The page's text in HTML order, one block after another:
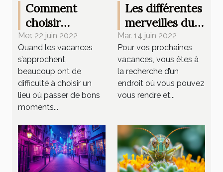
Comment
choisir
l’endroit idéal
pour ses
vacances en
septembre ?
Mer. 22 juin 2022
Quand les vacances
s’approchent,
beaucoup ont de
difficulté à choisir un
lieu où passer de bons
moments...
Les différentes
merveilles du
Botswana
Mar. 14 juin 2022
Pour vos prochaines
vacances, vous êtes à
la recherche d’un
endroit où vous pouvez
vous rendre et...